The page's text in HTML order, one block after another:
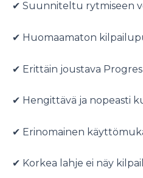
✔ Suunniteltu rytmiseen
✔ Huomaamaton
✔ Erittäin joustava
✔ Hengittävä ja nopeasti
✔ Erinomainen
✔ Korkea lahje ei näy